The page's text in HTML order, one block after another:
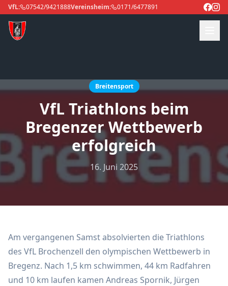
VfL: 07542/9421888Vereinsheim: 0171/6477891
Breitensport
VfL Triathlons beim
Bregenzer Wettbewerb
erfolgreich
16. Juni 2025
Am vergangenen Samst absolvierten die Triathlons
des VfL Brochenzell den olympischen Wettbewerb in
Bregenz. Nach 1,5 km schwimmen, 44 km Radfahren
und 10 km laufen kamen Andreas Spornik, Jürgen